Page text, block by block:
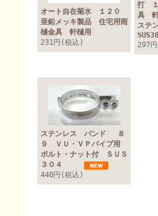
オート自在菊水 １２０
亜鉛メッキ製品 住宅用雨
樋金具 軒樋用
231円(税込)
打 １
具
ステ
297
ステンレス バンド ８
９ ＶＵ・ＶＰパイプ用
ボルト・ナット付 ＳＵＳ
３０４
440円(税込)